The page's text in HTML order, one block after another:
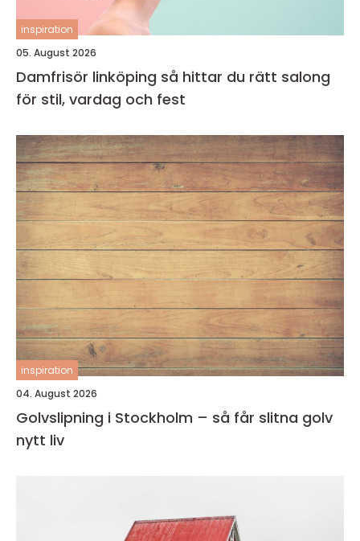
inspiration
05. August 2026
Damfrisör linköping så hittar du rätt salong
för stil, vardag och fest
inspiration
04. August 2026
Golvslipning i Stockholm – så får slitna golv
nytt liv